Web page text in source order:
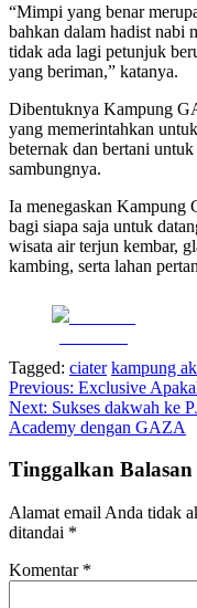
“Mimpi yang benar
bahkan dalam hadist nabi
tidak ada lagi petunjuk
yang beriman,” katanya.
Dibentuknya Kampung
yang memerintahkan
beternak dan bertani
sambungnya.
Ia menegaskan Kampung
bagi siapa saja untuk
wisata air terjun kembar,
kambing, serta lahan
Tagged: ciater kampung
Navigasi
pos
Previous: Exclusive
Next: Sukses dakwah ke
Academy dengan GAZA
Tinggalkan Balasan
Alamat email Anda tidak
ditandai *
Komentar *